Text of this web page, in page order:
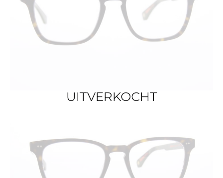
UITVERKOCHT
UITVERKOCHT